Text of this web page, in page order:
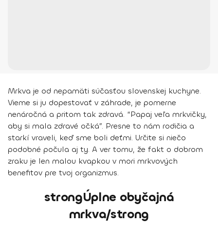
Mrkva je od nepamäti súčasťou slovenskej kuchyne.
Vieme si ju dopestovať v záhrade, je pomerne
nenáročná a pritom tak zdravá. “Papaj veľa mrkvičky,
aby si mala zdravé očká”. Presne to nám rodičia a
starkí vraveli, keď sme boli deťmi. Určite si niečo
podobné počula aj ty. A ver tomu, že fakt o dobrom
zraku je len malou kvapkou v mori mrkvových
benefitov pre tvoj organizmus.
strongÚplne obyčajná
mrkva/strong